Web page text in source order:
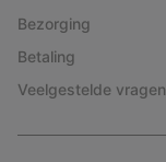
Bezorging
Betaling
Veelgestelde vragen